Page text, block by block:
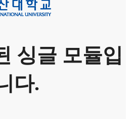
싱글 모듈입
다.